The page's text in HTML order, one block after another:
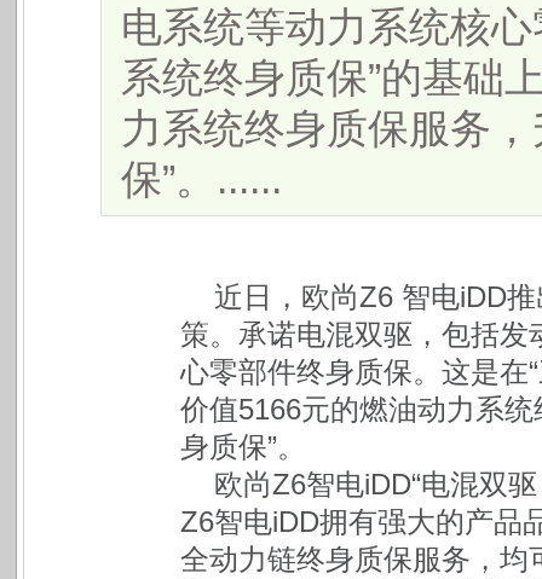
电系统等动力系统核
系统终身质保”的基础
力系统终身质保服务
保”。......
近日，欧尚Z6 智电iDD
策。承诺电混双驱，包括
心零部件终身质保。这是在
价值5166元的燃油动力系
身质保”。
欧尚Z6智电iDD“电混双
Z6智电iDD拥有强大的产品
全动力链终身质保服务，均